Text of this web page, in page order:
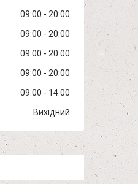
09:00
20:00
09:00
20:00
09:00
20:00
09:00
20:00
09:00
14:00
Вихідний